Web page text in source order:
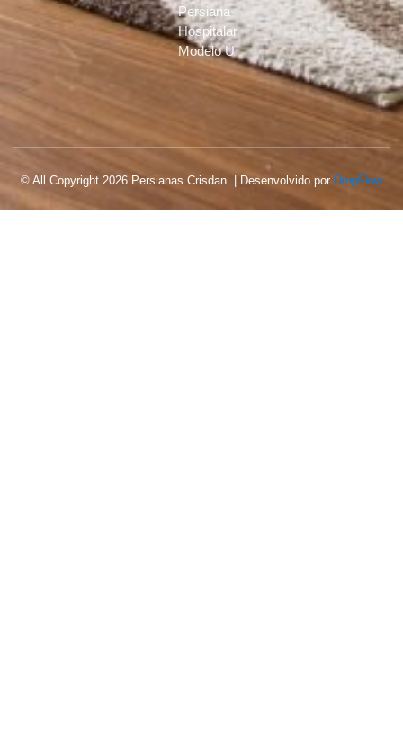
Persiana
Hospitalar
Modelo U
© All Copyright 2026 Persianas Crisdan | Desenvolvido por DropFlow